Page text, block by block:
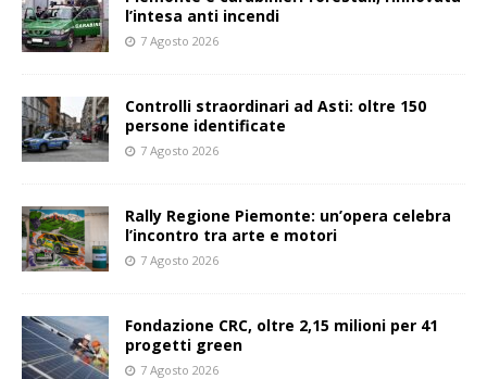
l’intesa anti incendi
7 Agosto 2026
Controlli straordinari ad Asti: oltre 150
persone identificate
7 Agosto 2026
Rally Regione Piemonte: un’opera celebra
l’incontro tra arte e motori
7 Agosto 2026
Fondazione CRC, oltre 2,15 milioni per 41
progetti green
7 Agosto 2026